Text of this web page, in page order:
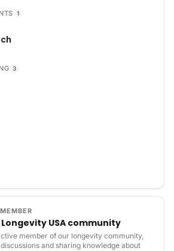
1
3
USA community
member of our longevity community,
and sharing knowledge about